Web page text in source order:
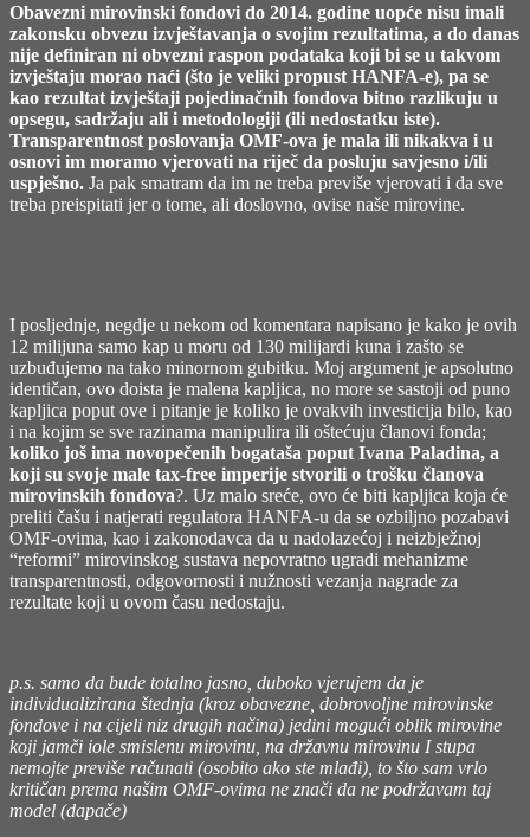
Obavezni mirovinski fondovi do 2014. godine uopće nisu imali
zakonsku obvezu izvještavanja o svojim rezultatima, a do danas
nije definiran ni obvezni raspon podataka koji bi se u takvom
izvještaju morao naći (što je veliki propust HANFA-e), pa se
kao rezultat izvještaji pojedinačnih fondova bitno razlikuju u
opsegu, sadržaju ali i metodologiji (ili nedostatku iste).
Transparentnost poslovanja OMF-ova je mala ili nikakva i u
osnovi im moramo vjerovati na riječ da posluju savjesno i/ili
uspješno. Ja pak smatram da im ne treba previše vjerovati i da sve
treba preispitati jer o tome, ali doslovno, ovise naše mirovine.
I posljednje, negdje u nekom od komentara napisano je kako je ovih
12 milijuna samo kap u moru od 130 milijardi kuna i zašto se
uzbuđujemo na tako minornom gubitku. Moj argument je apsolutno
identičan, ovo doista je malena kapljica, no more se sastoji od puno
kapljica poput ove i pitanje je koliko je ovakvih investicija bilo, kao
i na kojim se sve razinama manipulira ili oštećuju članovi fonda;
koliko još ima novopečenih bogataša poput Ivana Paladina, a
koji su svoje male tax-free imperije stvorili o trošku članova
mirovinskih fondova?. Uz malo sreće, ovo će biti kapljica koja će
preliti čašu i natjerati regulatora HANFA-u da se ozbiljno pozabavi
OMF-ovima, kao i zakonodavca da u nadolazećoj i neizbježnoj
“reformi” mirovinskog sustava nepovratno ugradi mehanizme
transparentnosti, odgovornosti i nužnosti vezanja nagrade za
rezultate koji u ovom času nedostaju.
p.s. samo da bude totalno jasno, duboko vjerujem da je
individualizirana štednja (kroz obavezne, dobrovoljne mirovinske
fondove i na cijeli niz drugih načina) jedini mogući oblik mirovine
koji jamči iole smislenu mirovinu, na državnu mirovinu I stupa
nemojte previše računati (osobito ako ste mlađi), to što sam vrlo
kritičan prema našim OMF-ovima ne znači da ne podržavam taj
model (dapače)